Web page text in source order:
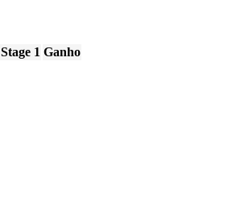
Stage 1 Ganho